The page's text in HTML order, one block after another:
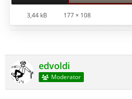
3,44 kB 177 × 108
edvoldi
Moderator